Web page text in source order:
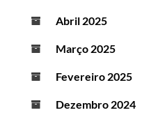
Abril 2025
Março 2025
Fevereiro 2025
Dezembro 2024